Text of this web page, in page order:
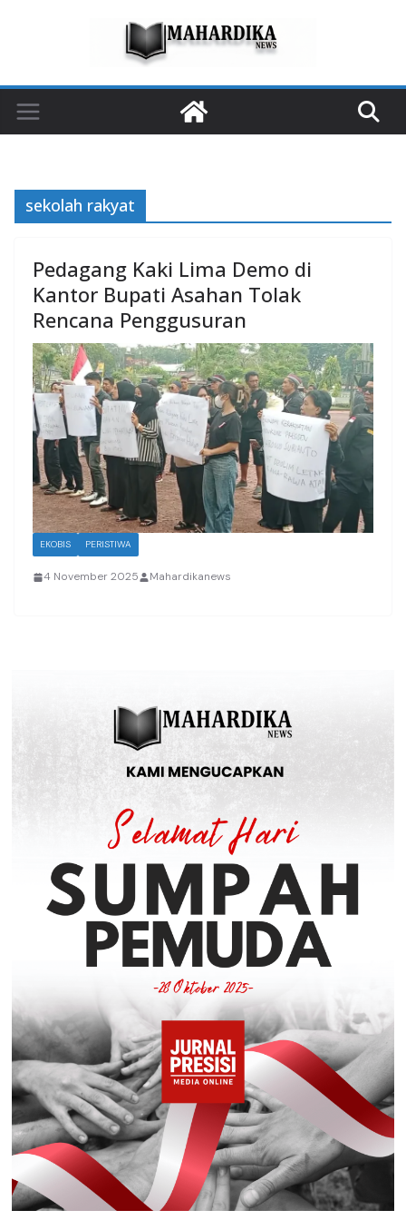
sekolah rakyat
Pedagang Kaki Lima Demo di
Kantor Bupati Asahan Tolak
Rencana Penggusuran
EKOBIS PERISTIWA
4 November 2025 Mahardikanews